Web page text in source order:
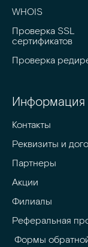
WHOIS
Проверка SSL
сертификатов
Проверка
Информация
Контакты
Реквизиты и
Партнеры
Акции
Филиалы
Реферальная
Формы